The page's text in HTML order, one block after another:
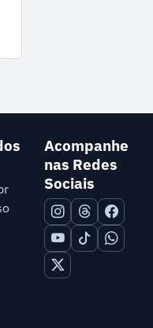
Acompanhe
nas Redes
Sociais